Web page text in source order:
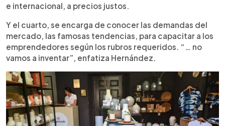
e internacional, a precios justos.
Y el cuarto, se encarga de conocer las demandas del
mercado, las famosas tendencias, para capacitar a los
emprendedores según los rubros requeridos. “… no
vamos a inventar”, enfatiza Hernández.